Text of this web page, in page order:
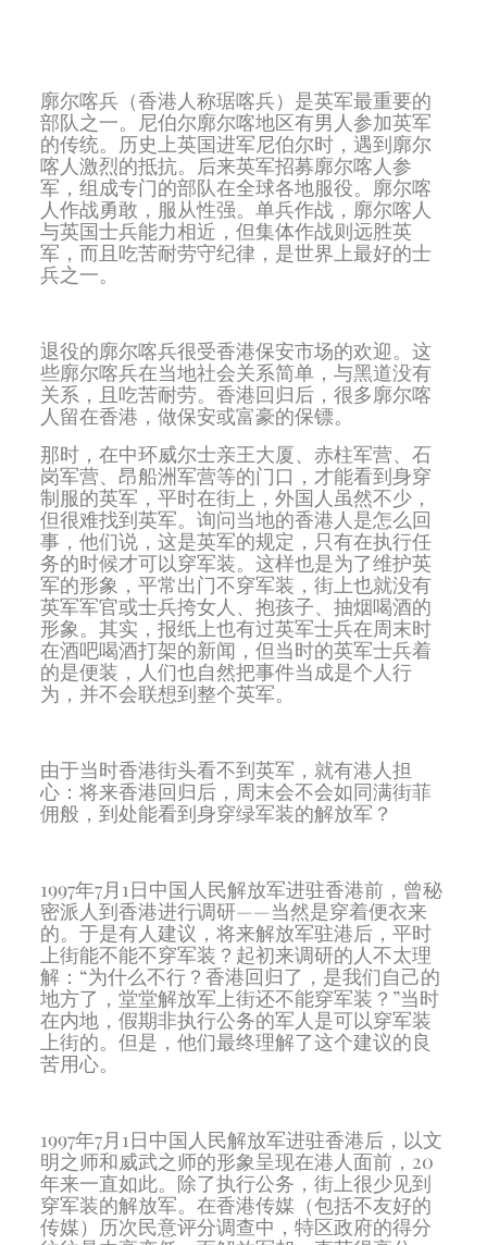
廓尔喀兵（香港人称琚喀兵）是英军最重要的
部队之一。尼伯尔廓尔喀地区有男人参加英军
的传统。历史上英国进军尼伯尔时，遇到廓尔
喀人激烈的抵抗。后来英军招募廓尔喀人参
军，组成专门的部队在全球各地服役。廓尔喀
人作战勇敢，服从性强。单兵作战，廓尔喀人
与英国士兵能力相近，但集体作战则远胜英
军，而且吃苦耐劳守纪律，是世界上最好的士
兵之一。
退役的廓尔喀兵很受香港保安市场的欢迎。这
些廓尔喀兵在当地社会关系简单，与黑道没有
关系，且吃苦耐劳。香港回归后，很多廓尔喀
人留在香港，做保安或富豪的保镖。
那时，在中环威尔士亲王大厦、赤柱军营、石
岗军营、昂船洲军营等的门口，才能看到身穿
制服的英军，平时在街上，外国人虽然不少，
但很难找到英军。询问当地的香港人是怎么回
事，他们说，这是英军的规定，只有在执行任
务的时候才可以穿军装。这样也是为了维护英
军的形象，平常出门不穿军装，街上也就没有
英军军官或士兵挎女人、抱孩子、抽烟喝酒的
形象。其实，报纸上也有过英军士兵在周末时
在酒吧喝酒打架的新闻，但当时的英军士兵着
的是便装，人们也自然把事件当成是个人行
为，并不会联想到整个英军。
由于当时香港街头看不到英军，就有港人担
心：将来香港回归后，周末会不会如同满街菲
佣般，到处能看到身穿绿军装的解放军？
1997年7月1日中国人民解放军进驻香港前，曾秘
密派人到香港进行调研——当然是穿着便衣来
的。于是有人建议，将来解放军驻港后，平时
上街能不能不穿军装？起初来调研的人不太理
解：“为什么不行？香港回归了，是我们自己的
地方了，堂堂解放军上街还不能穿军装？”当时
在内地，假期非执行公务的军人是可以穿军装
上街的。但是，他们最终理解了这个建议的良
苦用心。
1997年7月1日中国人民解放军进驻香港后，以文
明之师和威武之师的形象呈现在港人面前，20
年来一直如此。除了执行公务，街上很少见到
穿军装的解放军。在香港传媒（包括不友好的
传媒）历次民意评分调查中，特区政府的得分